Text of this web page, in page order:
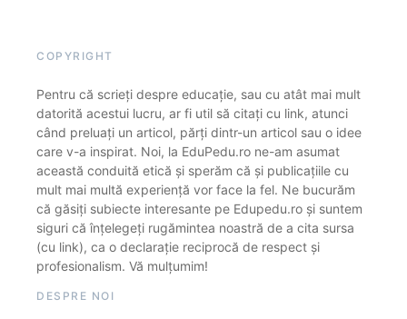
COPYRIGHT
Pentru că scrieți despre educație, sau cu atât mai mult
datorită acestui lucru, ar fi util să citați cu link, atunci
când preluați un articol, părți dintr-un articol sau o idee
care v-a inspirat. Noi, la EduPedu.ro ne-am asumat
această conduită etică și sperăm că și publicațiile cu
mult mai multă experiență vor face la fel. Ne bucurăm
că găsiți subiecte interesante pe Edupedu.ro și suntem
siguri că înțelegeți rugămintea noastră de a cita sursa
(cu link), ca o declarație reciprocă de respect și
profesionalism. Vă mulțumim!
DESPRE NOI